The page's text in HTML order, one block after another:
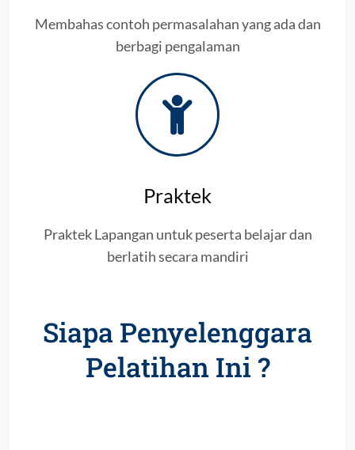
Membahas contoh permasalahan yang ada dan
berbagi pengalaman
Praktek
Praktek Lapangan untuk peserta belajar dan
berlatih secara mandiri
Siapa Penyelenggara
Pelatihan Ini ?